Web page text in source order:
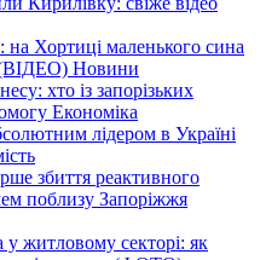
на Хортиці маленького сина
(ВІДЕО) Новини
хто із запорізьких
Економіка
лідером в Україні
збиття реактивного
поблизу Запоріжжя
у житловому секторі: як